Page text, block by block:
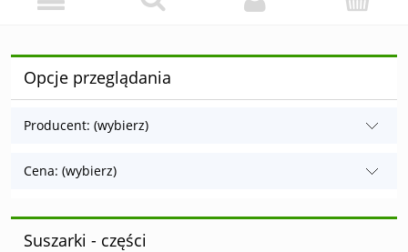
Opcje przeglądania
Producent: (wybierz)
Cena: (wybierz)
Suszarki - części